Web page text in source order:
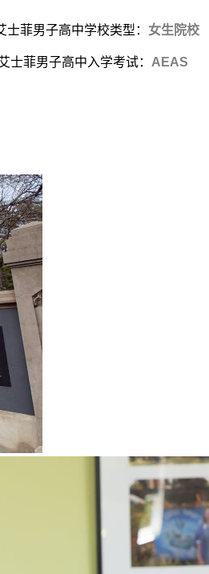
学校类型： 女生院校
入学考试： AEAS